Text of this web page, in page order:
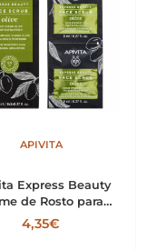
APIVITA
Express Beauty
de Rosto para
Profunda
2x8ml
4,35€